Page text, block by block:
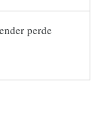
perde